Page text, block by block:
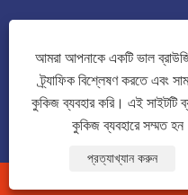
কপিরাইট © 2023
Machinery Co.,
Links
আমরা আপনাকে একটি ভাল
ট্র্যাফিক বিশ্লেষণ করতে এবং
কুকিজ ব্যবহার করি। এই সাইটটি
কুকিজ ব্যবহারে সম্মত
প্রত্যাখ্যান করুন